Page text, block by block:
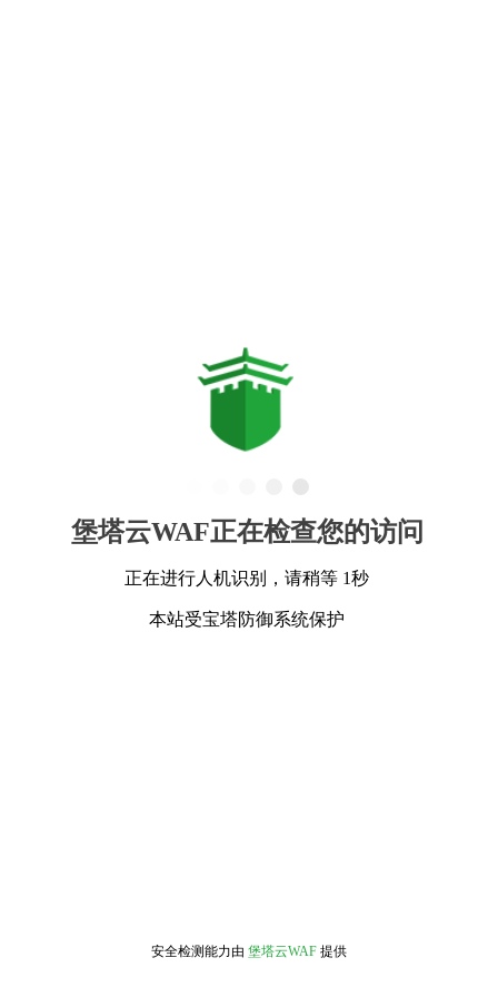
堡塔云WAF正在检查您的访问
正在进行人机识别，请稍等 1秒
本站受宝塔防御系统保护
安全检测能力由 堡塔云WAF 提供